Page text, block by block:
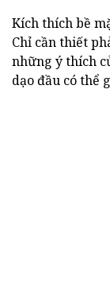
Kích thích bề
Chỉ cần thiết
những ý thích
dạo đầu có thể